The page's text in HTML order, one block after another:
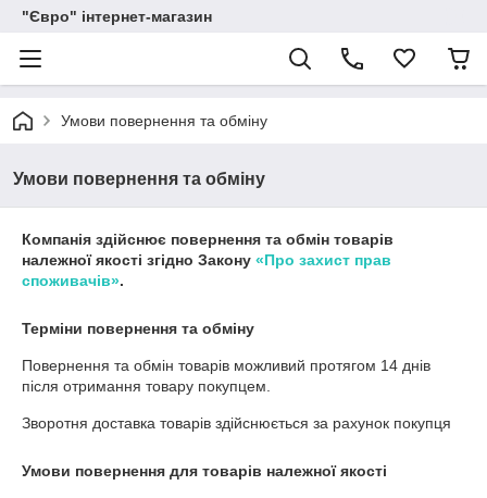
"Євро" інтернет-магазин
Умови повернення та обміну
Умови повернення та обміну
Компанія здійснює повернення та обмін товарів
належної якості згідно Закону «Про захист прав
споживачів».
Терміни повернення та обміну
Повернення та обмін товарів можливий протягом 14 днів
після отримання товару покупцем.
Зворотня доставка товарів здійснюється за рахунок покупця
Умови повернення для товарів належної якості